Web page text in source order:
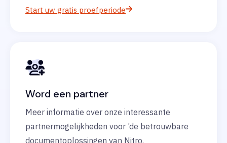
Start uw gratis proefperiode
Word een partner
Meer informatie over onze interessante
partnermogelijkheden voor ’de betrouwbare
documentoplossingen van Nitro.